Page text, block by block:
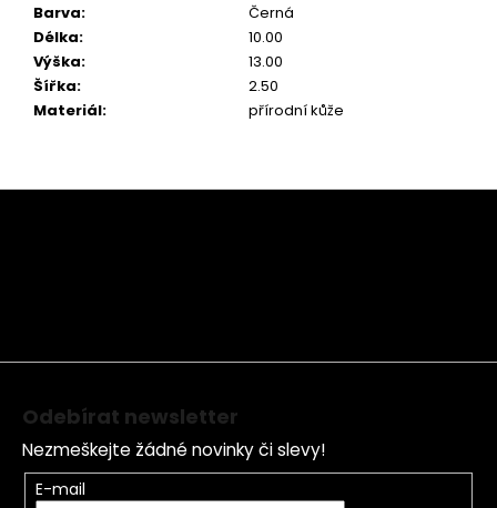
Barva:
Černá
Délka:
10.00
Výška:
13.00
Šířka:
2.50
Materiál: přírodní kůže
Z
Odebírat newsletter
Nezmeškejte žádné novinky či slevy!
E-mail